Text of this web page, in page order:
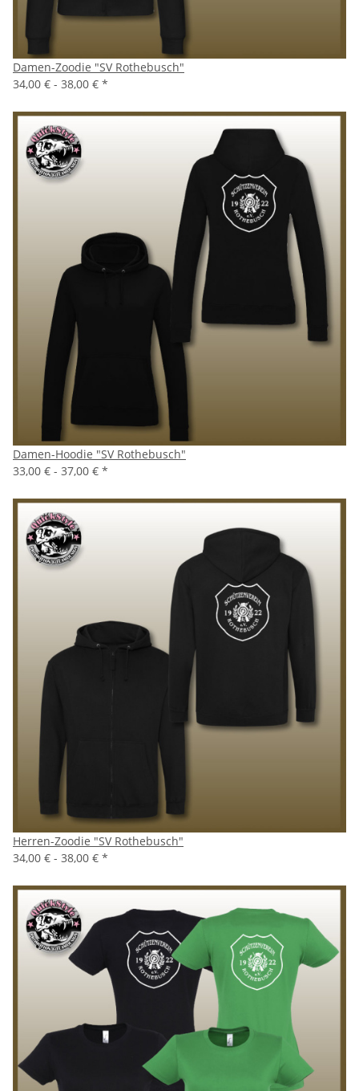
Damen-Zoodie "SV Rothebusch"
34,00 € - 38,00 € *
Damen-Hoodie "SV Rothebusch"
33,00 € - 37,00 € *
Herren-Zoodie "SV Rothebusch"
34,00 € - 38,00 € *